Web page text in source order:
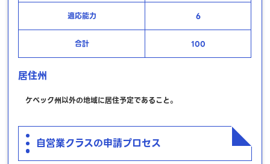
適応能力 6
合計 100
居住州
ケベック州以外の地域に居住予定であること。
自営業クラスの申請プロセス